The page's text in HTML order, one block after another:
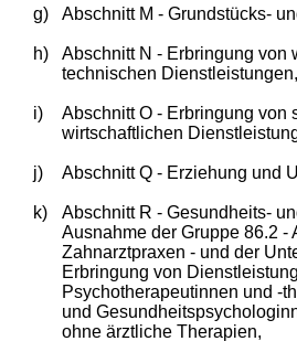
g) Abschnitt M - Grundstücks-
h)
Abschnitt N - Erbringung von
technischen Dienstleistungen,
i)
Abschnitt O - Erbringung von
wirtschaftlichen
j) Abschnitt Q - Erziehung und
k)
Abschnitt R - Gesundheits-
Ausnahme der Gruppe 86.2 -
Zahnarztpraxen - und der
Erbringung von
Psychotherapeutinnen und -
und
ohne ärztliche Therapien,